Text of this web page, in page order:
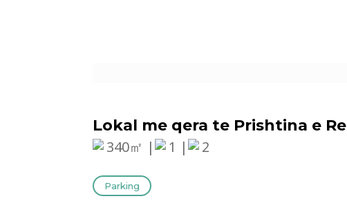
Lokal me qera te Prishtina e Re
340㎡ |
1 | 2
Parking